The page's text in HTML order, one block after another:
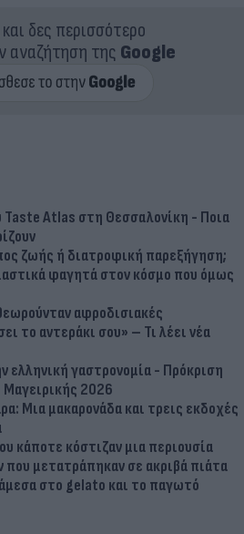
δες περισσότερο
αναζήτηση της Google
Taste Atlas στη Θεσσαλονίκη - Ποια
ζωής ή διατροφική παρεξήγηση;
φαγητά στον κόσμο που όμως
αφροδισιακές
το αντεράκι σου» – Τι λέει νέα
ελληνική γαστρονομία - Πρόκριση
2026
Μια μακαρονάδα και τρεις εκδοχές
κάποτε κόστιζαν μια περιουσία
μετατράπηκαν σε ακριβά πιάτα
στο gelato και το παγωτό